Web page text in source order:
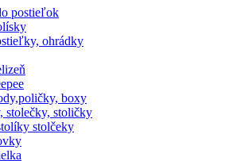
postieľok
ohrádky
boxy
stolečky, stoličky
stolčeky